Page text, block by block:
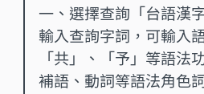
一、選擇查詢「台語漢
輸入查詢字詞，可輸入
「共」、「予」等語法
補語、動詞等語法角色